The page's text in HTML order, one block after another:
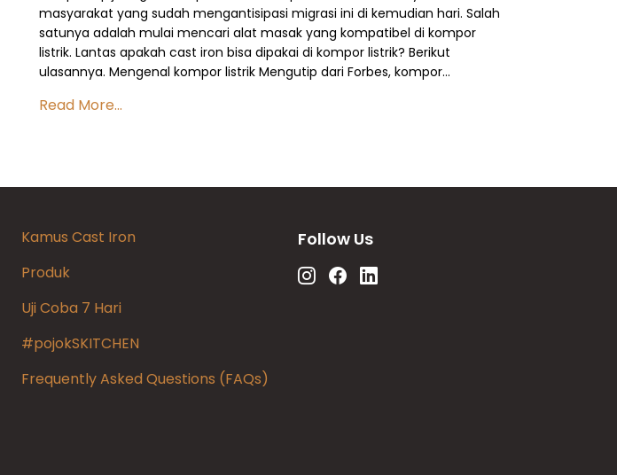
masyarakat yang sudah mengantisipasi migrasi ini di kemudian hari. Salah
satunya adalah mulai mencari alat masak yang kompatibel di kompor
listrik. Lantas apakah cast iron bisa dipakai di kompor listrik? Berikut
ulasannya. Mengenal kompor listrik Mengutip dari Forbes, kompor…
Read More...
Kamus Cast Iron
Produk
Uji Coba 7 Hari
#pojokSKITCHEN
Frequently Asked Questions (FAQs)
Follow Us